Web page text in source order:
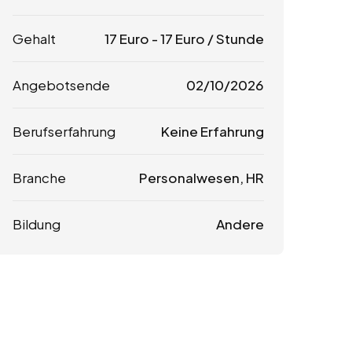
Gehalt 17 Euro -17 Euro / Stunde
Angebotsende 02/10/2026
Berufserfahrung Keine Erfahrung
Branche Personalwesen, HR
Bildung Andere